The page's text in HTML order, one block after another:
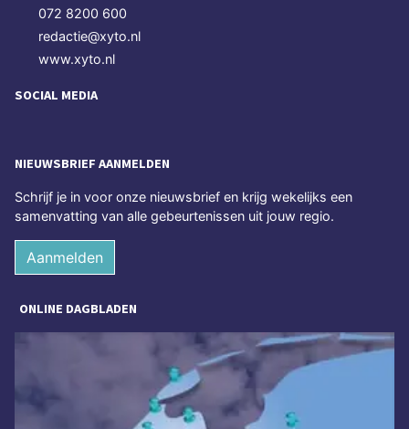
072 8200 600
redactie@xyto.nl
www.xyto.nl
SOCIAL MEDIA
NIEUWSBRIEF AANMELDEN
Schrijf je in voor onze nieuwsbrief en krijg wekelijks een
samenvatting van alle gebeurtenissen uit jouw regio.
Aanmelden
ONLINE DAGBLADEN